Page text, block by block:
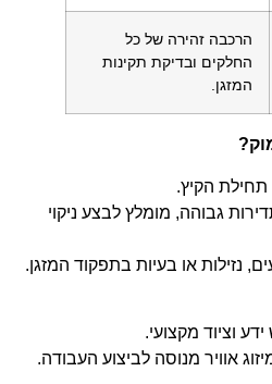
הרכבה זהירה של כל
החלקים ובדיקת תקינות
המזגן.
תחילת הקיץ.
גבוהה, מומלץ לבצע ניקוי
נזילות או בעיות בתפקוד המזגן.
ידע וציוד מקצועי.
אוויר מנוסה לביצוע העבודה.